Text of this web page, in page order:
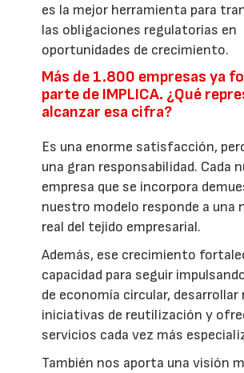
es la mejor herramienta para
las obligaciones regulatorias en
oportunidades de crecimiento.
Más de 1.800 empresas ya
parte de IMPLICA. ¿Qué
alcanzar esa cifra?
Es una enorme satisfacción,
una gran responsabilidad. Cada
empresa que se incorpora
nuestro modelo responde a una
real del tejido empresarial.
Además, ese crecimiento
capacidad para seguir
de economía circular, desarrollar
iniciativas de reutilización y
servicios cada vez más
También nos aporta una visión